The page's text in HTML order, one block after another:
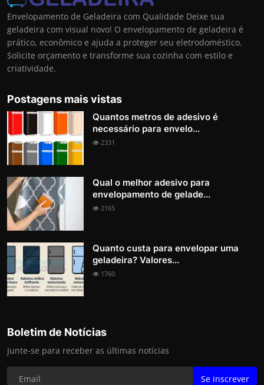
Envelopamento de Geladeira com Qualidade Deixe sua
geladeira com visual novo! O envelopamento de geladeira é
prático, econômico e ajuda a proteger seu eletrodoméstico.
Solicite orçamento e transforme sua cozinha com estilo e
criatividade.
Postagens mais vistas
Quantos metros de adesivo é
necessário para envelo...
2331
Qual o melhor adesivo para
envelopamento de gelade...
2165
Quanto custa para envelopar uma
geladeira? Valores...
1760
Boletim de Notícias
Junte-se para receber as últimas notícias
Se inscrever